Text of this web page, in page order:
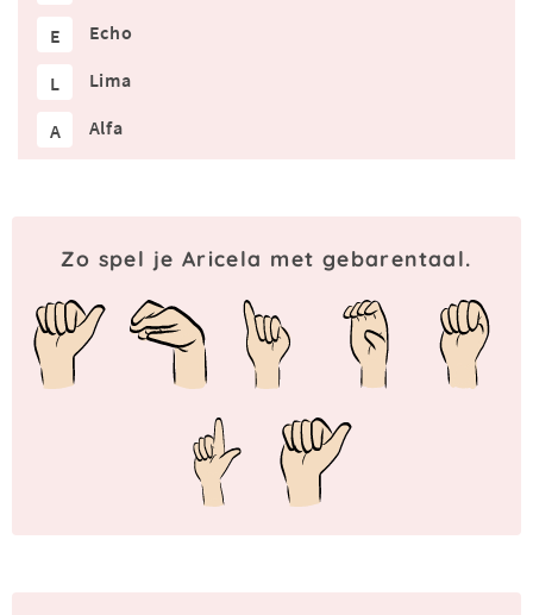
E
Echo
L Lima
A Alfa
Zo spel je Aricela met gebarentaal.